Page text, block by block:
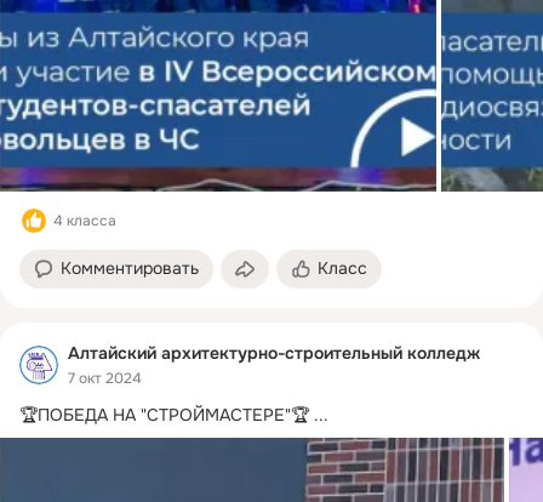
4 класса
Комментировать Класс
Алтайский архитектурно-строительный колледж
7 окт 2024
🏆ПОБЕДА НА "СТРОЙМАСТЕРЕ"🏆 ...